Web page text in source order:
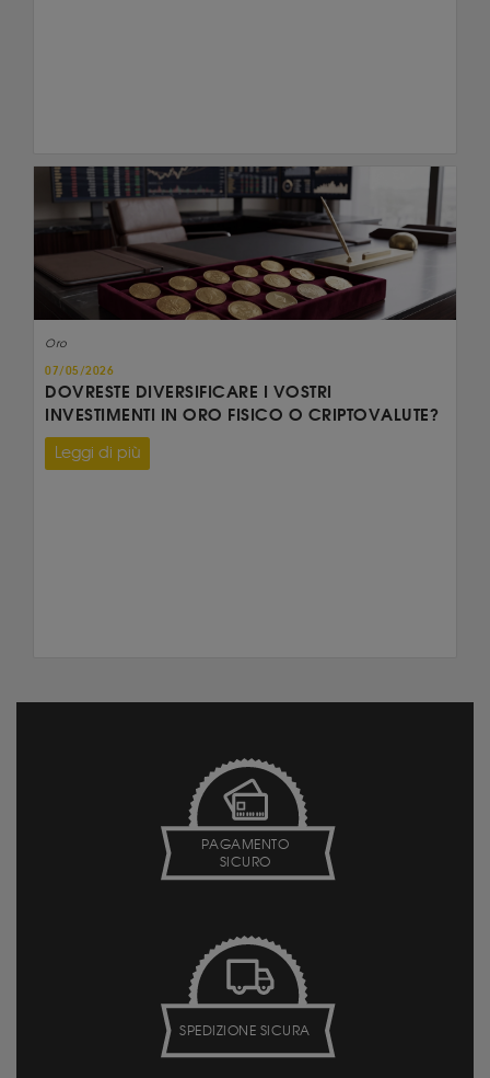
Oro
07/05/2026
DOVRESTE DIVERSIFICARE I VOSTRI
INVESTIMENTI IN ORO FISICO O CRIPTOVALUTE?
Leggi di più
PAGAMENTO
SICURO
SPEDIZIONE SICURA